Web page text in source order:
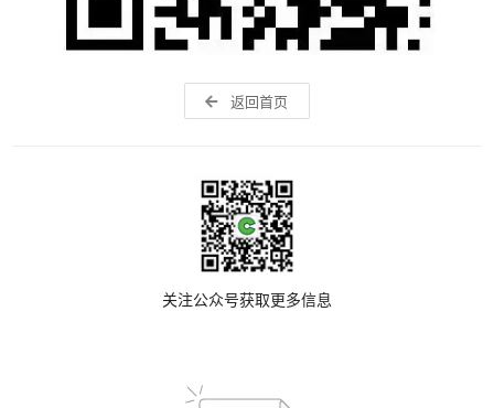
返回首页
关注公众号获取更多信息